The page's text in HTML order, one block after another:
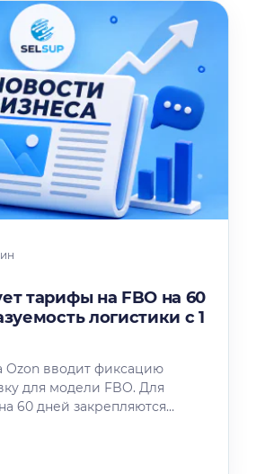
тарифы на FBO на 60
логистики с 1
Ozon вводит фиксацию
для модели FBO. Для
60 дней закрепляются